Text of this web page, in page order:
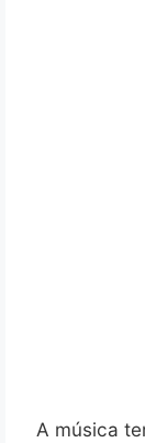
A música